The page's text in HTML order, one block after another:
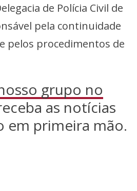
de Polícia Civil de
pela continuidade
pelos procedimentos de
grupo no
as notícias
em primeira mão.